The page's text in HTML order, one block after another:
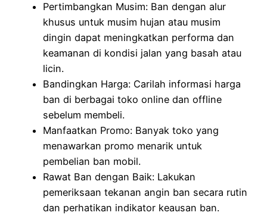
Pertimbangkan Musim: Ban dengan alur
khusus untuk musim hujan atau musim
dingin dapat meningkatkan performa dan
keamanan di kondisi jalan yang basah atau
licin.
Bandingkan Harga: Carilah informasi harga
ban di berbagai toko online dan offline
sebelum membeli.
Manfaatkan Promo: Banyak toko yang
menawarkan promo menarik untuk
pembelian ban mobil.
Rawat Ban dengan Baik: Lakukan
pemeriksaan tekanan angin ban secara rutin
dan perhatikan indikator keausan ban.